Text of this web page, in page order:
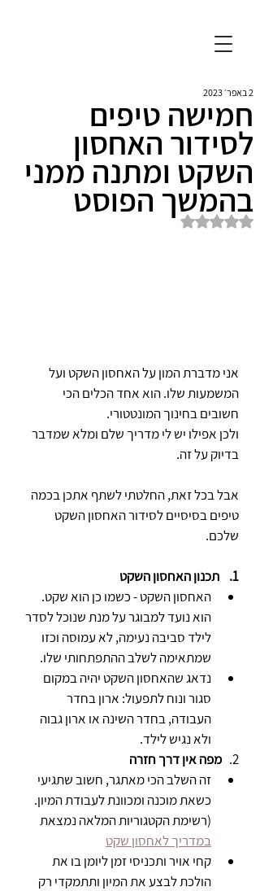
חמישה טיפים
לסידור האחסון
השקט ומתנה ממני
בהמשך הפוסט
2 באפר׳ 2023
דירוג של NaN מתוך 5 כוכבים
אני מדברת המון על האחסון השקט ועל
המשמעות שלו. הוא אחד הכלים הכי
חשובים בחינוך המונטטורי.
ולכן אפילו יש לי מדריך שלם ומלא שמדבר
בדיוק על זה.
אבל בכל זאת, החלטתי לשתף אתכן בכמה
טיפים בסיסיים לסידור האחסון השקט
שלכם.
1.    תכנון האחסון השקט
האחסון השקט - כשמו כן הוא שקט.
הוא נועד למבוגר על מנת שנוכל לסדר
לילד סביבה נעימה, לא עמוסה וכזו
שמתאימה לשלב ההתפתחותי שלו.
נדאג שהאחסון השקט יהיה במקום
סגור ונוח לתפעול: ארון בחדר
העבודה, בחדר השינה או ארון גבוה
ולא נגיש לילד.
2. מפה אין דרך חזרה
זה השלב הכי מאתגר, חשוב שתגיעי
כשאת מוכנה ומכוונת לעבודת המיון.
(רשימת הקטגוריות המלאה נמצאת
במדריך לאחסון שקט
קחי אויר ותכניסי זמן ליומן בו את
הולכת לבצע את המיון ותתמקדי רק